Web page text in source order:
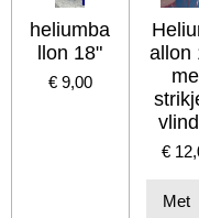
heliumba
llon 18"
€ 9,00
allon
€